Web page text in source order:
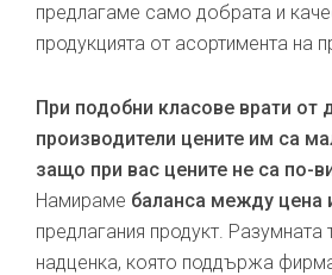
предлагаме само добрата и
продукцията от асортимента на
При подобни класове врати от
производители цените им са
защо при вас цените не са по-
Намираме баланса между цена
предлагания продукт. Разумната
надценка, която поддържа